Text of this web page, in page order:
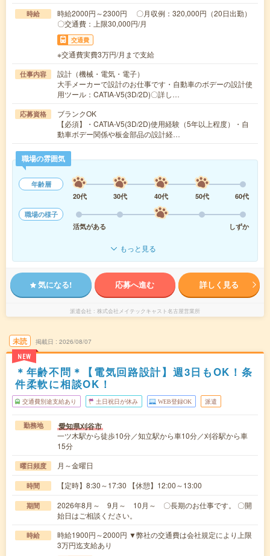
時給
時給2000円～2300円 〇月収例：320,000円（20日出勤）
〇交通費：上限30,000円/月
交通費
※交通費実費3万円/月まで支給
仕事内容
設計（機械・電気・電子）
大手メーカーで設計のお仕事です・自動車のボデーの設計使
用ツール：CATIA-V5(3D/2D)〇詳し…
応募資格
ブランクOK
【必須】・CATIA-V5(3D/2D)使用経験（5年以上程度）・自
動車ボデー関係や板金部品の設計経…
職場の雰囲気
年齢層
20代
30代 40代 50代
60代
職場の様子
活気がある
しずか
もっと見る
気になる! 応募へ進む 詳しく見る
派遣会社 株式会社メイテックキャスト名古屋営業所
未読
NEW
掲載日 2026/08/07
＊年齢不問＊【電気回路設計】週3日もOK！条
件柔軟に相談OK！
交通費別途支給あり 土日祝日が休み WEB登録OK 派遣
勤務地 愛知県刈谷市
一ツ木駅から徒歩10分／知立駅から車10分／刈谷駅から車
15分
曜日頻度 月～金曜日
時間 【定時】8:30～17:30 【休憩】12:00～13:00
期間
2026年8月～ 9月～ 10月～ 〇長期のお仕事です。 〇開
始日はご相談ください。
時給
時給1900円～2000円 ▼弊社の交通費は会社規定により上限
3万円迄支給あり